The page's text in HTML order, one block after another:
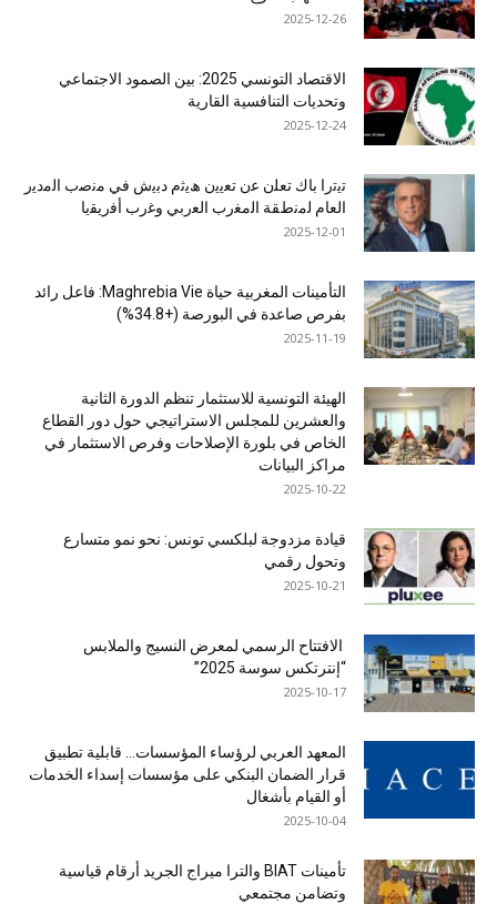
2025-12-26
الاقتصاد التونسي 2025: بين الصمود الاجتماعي
وتحديات التنافسية القارية
2025-12-24
ﺗﯾﺗرا ﺑﺎك ﺗﻌﻠن ﻋن ﺗﻌﯾﯾن ھﯾﺛم دﺑﯾش ﻓﻲ ﻣﻧﺻب اﻟﻣدﯾر
اﻟﻌﺎم ﻟﻣﻧطﻘﺔ اﻟﻣﻐرب اﻟﻌرﺑﻲ وﻏرب أﻓرﯾﻘﯾﺎ
2025-12-01
التأمينات المغربية حياة Maghrebia Vie: فاعل رائد
بفرص صاعدة في البورصة (+34.8%)
2025-11-19
الهيئة التونسية للاستثمار تنظم الدورة الثانية
والعشرين للمجلس الاستراتيجي حول دور القطاع
الخاص في بلورة الإصلاحات وفرص الاستثمار في
مراكز البيانات
2025-10-22
قيادة مزدوجة لبلكسي تونس: نحو نمو متسارع
وتحول رقمي
2025-10-21
الافتتاح الرسمي لمعرض النسيج والملابس
“إنترتكس سوسة 2025”
2025-10-17
المعهد العربي لرؤساء المؤسسات… قابلية تطبيق
قرار الضمان البنكي على مؤسسات إسداء الخدمات
أو القيام بأشغال
2025-10-04
تأمينات BIAT والترا ميراج الجريد أرقام قياسية
وتضامن مجتمعي